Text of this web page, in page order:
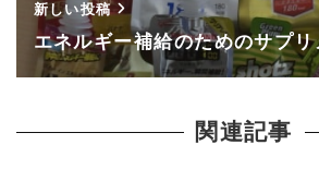
新しい投稿
エネルギー補給のためのサプ
関連記事